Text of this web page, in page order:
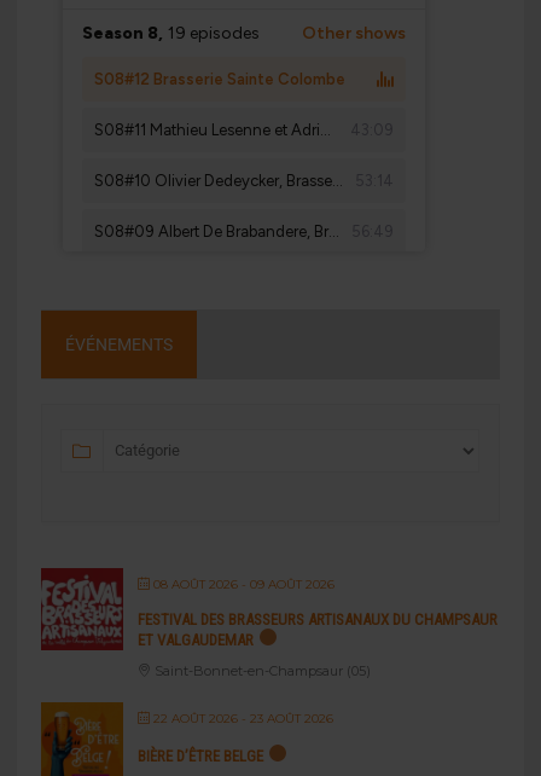
ÉVÉNEMENTS
08 AOÛT 2026- 09 AOÛT 2026
FESTIVAL DES BRASSEURS ARTISANAUX DU CHAMPSAUR
ET VALGAUDEMAR
Saint-Bonnet-en-Champsaur (05)
22 AOÛT 2026- 23 AOÛT 2026
BIÈRE D’ÊTRE BELGE